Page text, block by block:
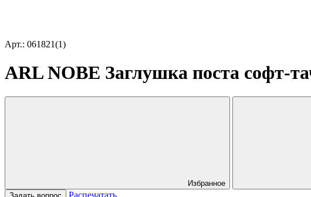
Арт.: 061821(1)
ARL NOBE Заглушка поста софт-
Избранное
Распечатать